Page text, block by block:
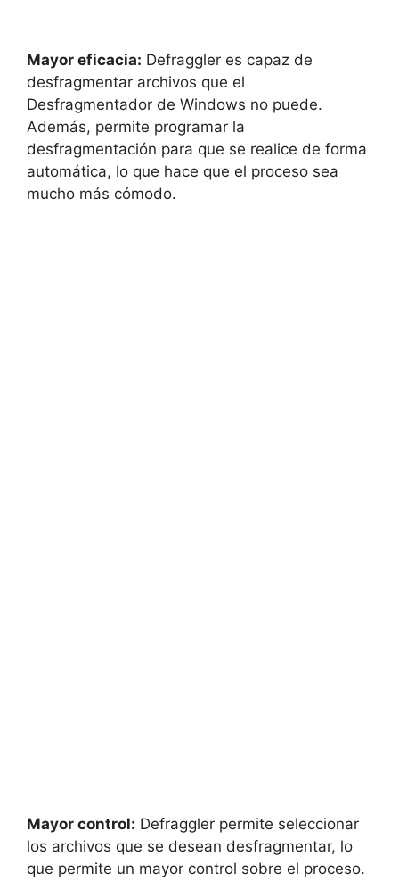
Mayor eficacia: Defraggler es capaz de
desfragmentar archivos que el
Desfragmentador de Windows no puede.
Además, permite programar la
desfragmentación para que se realice de forma
automática, lo que hace que el proceso sea
mucho más cómodo.
Mayor control: Defraggler permite seleccionar
los archivos que se desean desfragmentar, lo
que permite un mayor control sobre el proceso.